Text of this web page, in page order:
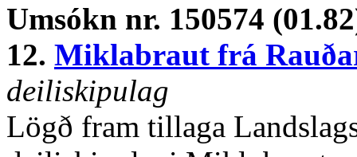
Umsókn nr. 150574
12. Miklabraut frá
deiliskipulag
Lögð fram tillaga